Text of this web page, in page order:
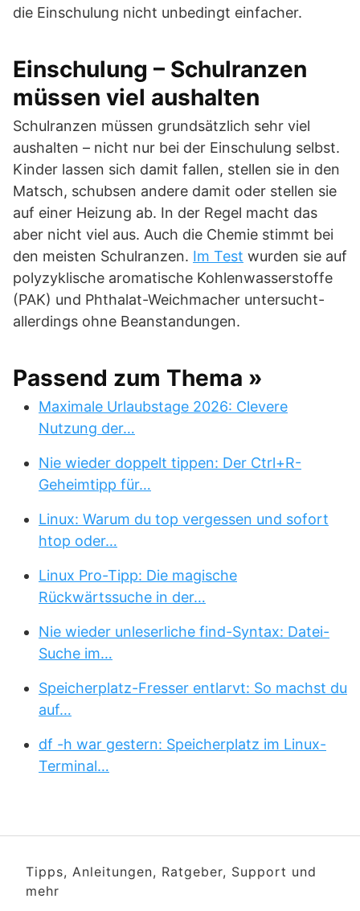
die Einschulung nicht unbedingt einfacher.
Einschulung – Schulranzen
müssen viel aushalten
Schulranzen müssen grundsätzlich sehr viel
aushalten – nicht nur bei der Einschulung selbst.
Kinder lassen sich damit fallen, stellen sie in den
Matsch, schubsen andere damit oder stellen sie
auf einer Heizung ab. In der Regel macht das
aber nicht viel aus. Auch die Chemie stimmt bei
den meisten Schulranzen. Im Test wurden sie auf
polyzyklische aromatische Kohlenwasserstoffe
(PAK) und Phthalat-Weichmacher untersucht-
allerdings ohne Beanstandungen.
Passend zum Thema »
Maximale Urlaubstage 2026: Clevere
Nutzung der…
Nie wieder doppelt tippen: Der Ctrl+R-
Geheimtipp für…
Linux: Warum du top vergessen und sofort
htop oder…
Linux Pro-Tipp: Die magische
Rückwärtssuche in der…
Nie wieder unleserliche find-Syntax: Datei-
Suche im…
Speicherplatz-Fresser entlarvt: So machst du
auf…
df -h war gestern: Speicherplatz im Linux-
Terminal…
Tipps, Anleitungen, Ratgeber, Support und
mehr